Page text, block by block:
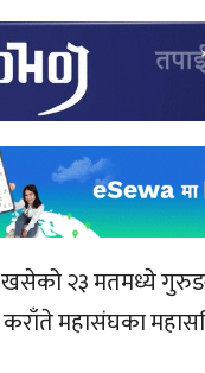
खसेको २३ मतमध्ये
महासंघका